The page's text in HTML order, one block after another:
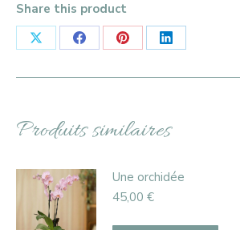
Share this product
Partager
sur
Partager
sur
Partager
sur
Partager
sur
Produits similaires
Une orchidée
45,00 €